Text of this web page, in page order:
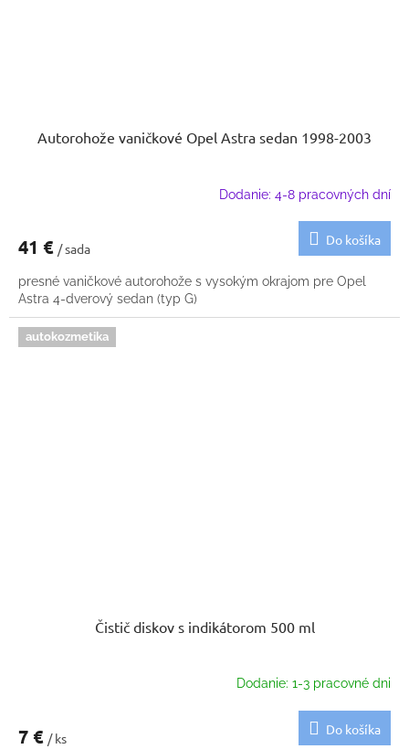
Autorohože vaničkové Opel Astra sedan 1998-2003
Dodanie: 4-8 pracovných dní
41 € / sada
Do košíka
presné vaničkové autorohože s vysokým okrajom pre Opel
Astra 4-dverový sedan (typ G)
autokozmetika
Čistič diskov s indikátorom 500 ml
Dodanie: 1-3 pracovné dni
7 € / ks
Do košíka